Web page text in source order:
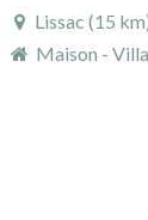
Lissac (15
Maison - Villa